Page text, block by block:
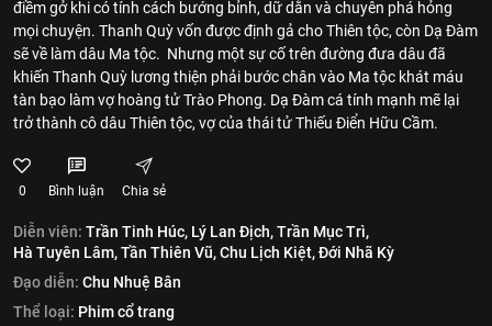
điềm gở khi có tính cách bướng bỉnh, dữ dằn và chuyên phá hỏng
mọi chuyện. Thanh Quỳ vốn được định gả cho Thiên tộc, còn Dạ Đàm
sẽ về làm dâu Ma tộc. Nhưng một sự cố trên đường đưa dâu đã
khiến Thanh Quỳ lương thiện phải bước chân vào Ma tộc khát máu
tàn bạo làm vợ hoàng tử Trào Phong. Dạ Đàm cá tính mạnh mẽ lại
trở thành cô dâu Thiên tộc, vợ của thái tử Thiếu Điển Hữu Cầm.
0 Bình luận Chia sẻ
Diễn viên: Trần Tinh Húc, Lý Lan Địch,Trần Mục Trì,
Hà Tuyên Lâm,Tần Thiên Vũ,Chu Lịch Kiệt,Đới Nhã Kỳ
Đạo diễn: Chu Nhuệ Bân
Thể loại: Phim cổ trang